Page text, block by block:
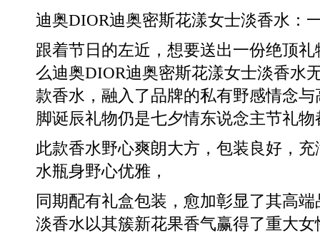
迪奥DIOR迪奥密斯花漾女士淡香水：
跟着节日的左近，想要送出一份绝顶
么迪奥DIOR迪奥密斯花漾女士淡香水
款香水，融入了品牌的私有野感情念
脚诞辰礼物仍是七夕情东说念主节礼
此款香水野心爽朗大方，包装良好，
水瓶身野心优雅，
同期配有礼盒包装，愈加彰显了其高
淡香水以其簇新花果香气赢得了重大